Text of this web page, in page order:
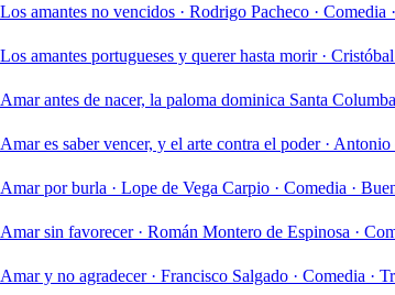
Los amantes no vencidos · Rodrigo Pacheco · Comedia ·
Los amantes portugueses y querer hasta morir ·
Amar antes de nacer, la paloma dominica Santa
Amar es saber vencer, y el arte contra el poder · Antonio
Amar por burla · Lope de Vega Carpio · Comedia ·
Amar sin favorecer · Román Montero de Espinosa ·
Amar y no agradecer · Francisco Salgado · Comedia ·